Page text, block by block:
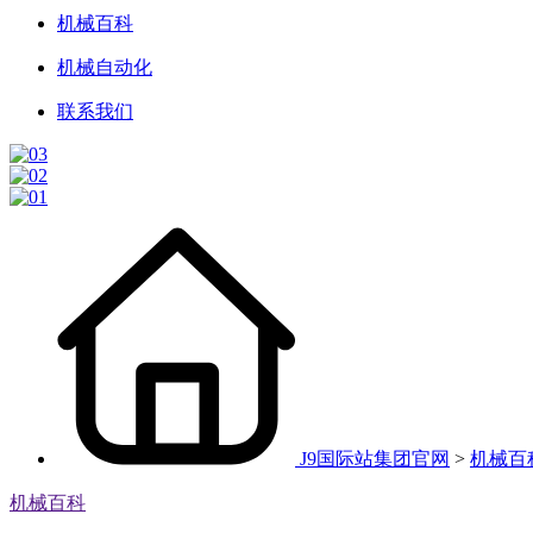
机械百科
机械自动化
联系我们
J9国际站集团官网 > 机械百
机械百科